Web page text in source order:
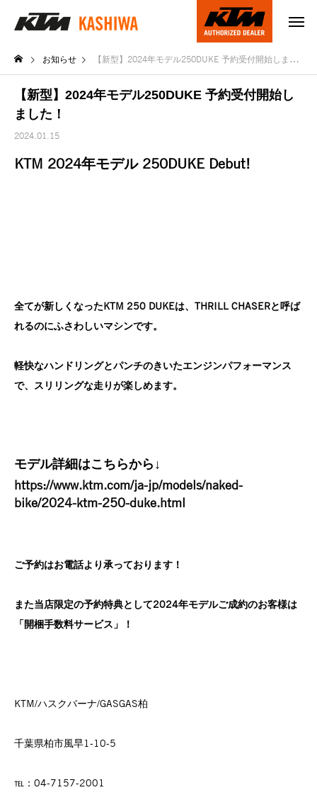
お知らせ 【新型】2024年モデル250DUKE 予約受付開始しました！
【新型】2024年モデル250DUKE 予約受付開始し
ました！
2024.01.15
KTM 2024年モデル 250DUKE Debut!
全てが新しくなったKTM 250 DUKEは、THRILL CHASERと呼ば
れるのにふさわしいマシンです。
軽快なハンドリングとパンチのきいたエンジンパフォーマンス
で、スリリングな走りが楽しめます。
モデル詳細はこちらから↓
https://www.ktm.com/ja-jp/models/naked-
bike/2024-ktm-250-duke.html
ご予約はお電話より承っております！
また当店限定の予約特典として2024年モデルご成約のお客様は
「開梱手数料サービス」！
KTM/ハスクバーナ/GASGAS柏
千葉県柏市風早1-10-5
℡：04-7157-2001